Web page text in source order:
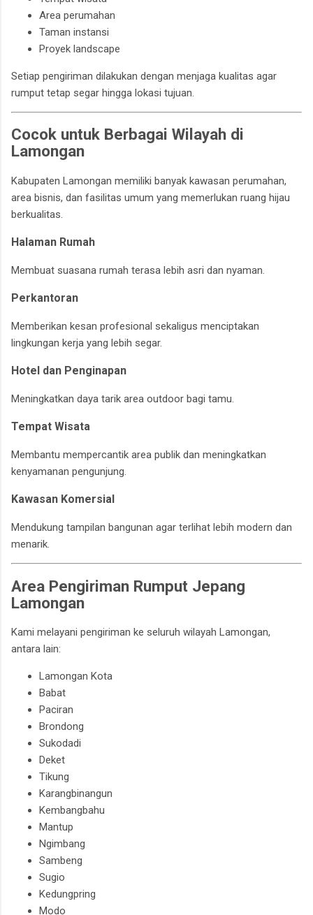
Area perumahan
Taman instansi
Proyek landscape
Setiap pengiriman dilakukan dengan menjaga kualitas agar
rumput tetap segar hingga lokasi tujuan.
Cocok untuk Berbagai Wilayah di
Lamongan
Kabupaten Lamongan memiliki banyak kawasan perumahan,
area bisnis, dan fasilitas umum yang memerlukan ruang hijau
berkualitas.
Halaman Rumah
Membuat suasana rumah terasa lebih asri dan nyaman.
Perkantoran
Memberikan kesan profesional sekaligus menciptakan
lingkungan kerja yang lebih segar.
Hotel dan Penginapan
Meningkatkan daya tarik area outdoor bagi tamu.
Tempat Wisata
Membantu mempercantik area publik dan meningkatkan
kenyamanan pengunjung.
Kawasan Komersial
Mendukung tampilan bangunan agar terlihat lebih modern dan
menarik.
Area Pengiriman Rumput Jepang
Lamongan
Kami melayani pengiriman ke seluruh wilayah Lamongan,
antara lain:
Lamongan Kota
Babat
Paciran
Brondong
Sukodadi
Deket
Tikung
Karangbinangun
Kembangbahu
Mantup
Ngimbang
Sambeng
Sugio
Kedungpring
Modo